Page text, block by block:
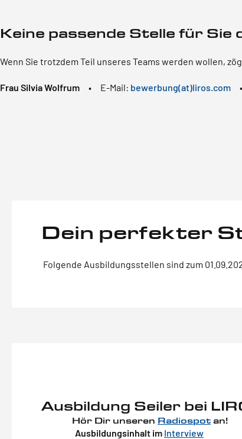
Keine passende Stelle für Sie
Wenn Sie trotzdem Teil unseres Teams werden wollen,
Frau Silvia Wolfrum • E-Mail: bewerbung(at)liros.com
Dein perfekter
Folgende Ausbildungsstellen sind zum
Ausbildung Seiler bei
Hör Dir unseren Radiospot an!
Ausbildungsinhalt im Interview